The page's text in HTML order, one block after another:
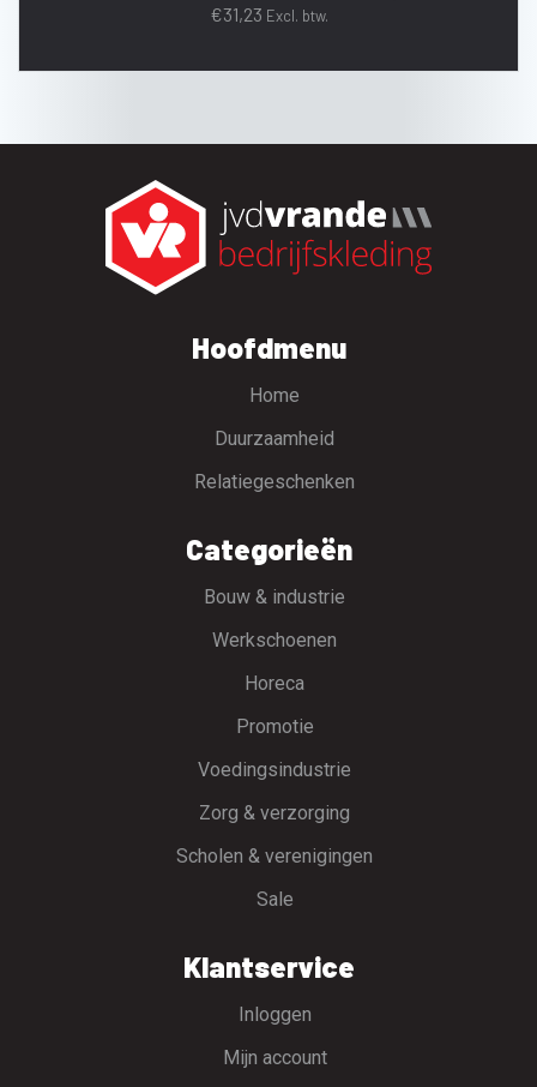
€31,23 Excl. btw.
Hoofdmenu
Home
Duurzaamheid
Relatiegeschenken
Categorieën
Bouw & industrie
Werkschoenen
Horeca
Promotie
Voedingsindustrie
Zorg & verzorging
Scholen & verenigingen
Sale
Klantservice
Inloggen
Mijn account